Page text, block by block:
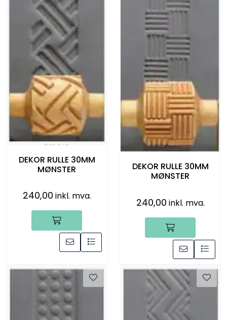
DEKOR RULLE 30MM
MØNSTER
240,00 inkl. mva.
DEKOR RULLE 30MM
MØNSTER
240,00 inkl. mva.